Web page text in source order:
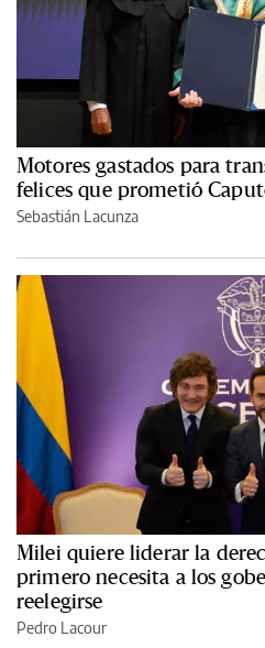
Motores gastados para
felices que prometió
Sebastián Lacunza
Milei quiere liderar la
primero necesita a los
reelegirse
Pedro Lacour